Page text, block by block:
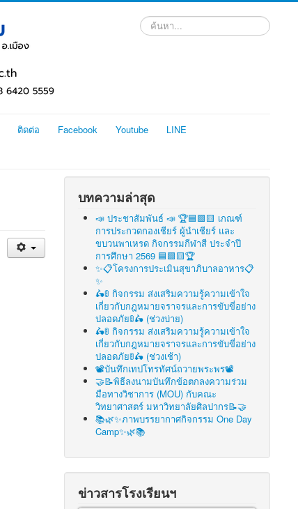
ค้นหา...
ติดต่อ Facebook Youtube
LINE
บทความล่าสุด
📣 ประชาสัมพันธ์ 📣 🏆🟦🟩🟨 เกณฑ์
การประกวดกองเชียร์ ผู้นำเชียร์ และ
ขบวนพาเหรด กิจกรรมกีฬาสี ประจำปี
การศึกษา 2569 🟦🟩🟨🏆
✨📋โครงการประเมินสุขาภิบาลอาหาร📋
✨
🛵🚦 กิจกรรม ส่งเสริมความรู้ความเข้าใจ
เกี่ยวกับกฎหมายจราจรและการขับขี่อย่าง
ปลอดภัย🚦🛵 (ช่วงบ่าย)
🛵🚦 กิจกรรม ส่งเสริมความรู้ความเข้าใจ
เกี่ยวกับกฎหมายจราจรและการขับขี่อย่าง
ปลอดภัย🚦🛵 (ช่วงเช้า)
📽บันทึกเทปโทรทัศน์ถวายพระพร📽
🤝📝พิธีลงนามบันทึกข้อตกลงความร่วม
มือทางวิชาการ (MOU) กับคณะ
วิทยาศาสตร์ มหาวิทยาลัยศิลปากร📝🤝
📚🌿✨ภาพบรรยากาศกิจกรรม One Day
Camp✨🌿📚
ข่าวสารโรงเรียนฯ